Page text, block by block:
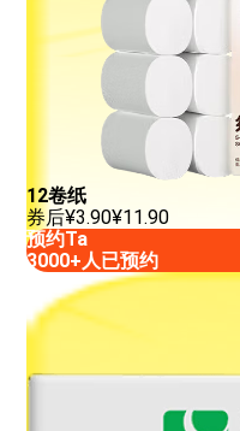
12卷纸
券后¥3.90¥11.90
预约Ta
3000+人已预约